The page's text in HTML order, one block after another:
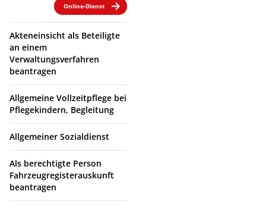
Online-Dienst
Akteneinsicht als Beteiligte
an einem
Verwaltungsverfahren
beantragen
Allgemeine Vollzeitpflege bei
Pflegekindern, Begleitung
Allgemeiner Sozialdienst
Als berechtigte Person
Fahrzeugregisterauskunft
beantragen